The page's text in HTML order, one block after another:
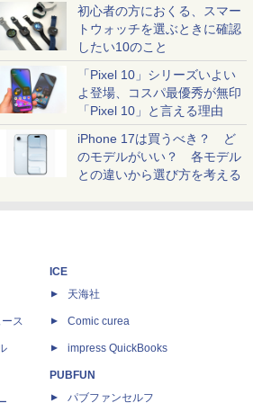
初心者の方におくる、スマー
トウォッチを選ぶときに確認
したい10のこと
「Pixel 10」シリーズいよい
よ登場、コスパ最優秀が無印
「Pixel 10」と言える理由
iPhone 17は買うべき？ ど
のモデルがいい？ 各モデル
との違いから選び方を考える
ス
ICE
天海社
Comic curea
impress QuickBooks
PUBFUN
パブファンセルフ